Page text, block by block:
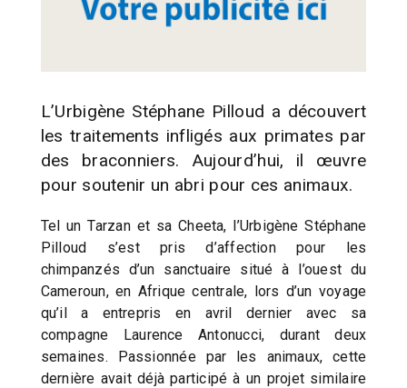
L’Urbigène Stéphane Pilloud a découvert
les traitements infligés aux primates par
des braconniers. Aujourd’hui, il œuvre
pour soutenir un abri pour ces animaux.
Tel un Tarzan et sa Cheeta, l’Urbigène Stéphane
Pilloud s’est pris d’affection pour les
chimpanzés d’un sanctuaire situé à l’ouest du
Cameroun, en Afrique centrale, lors d’un voyage
qu’il a entrepris en avril dernier avec sa
compagne Laurence Antonucci, durant deux
semaines. Passionnée par les animaux, cette
dernière avait déjà participé à un projet similaire